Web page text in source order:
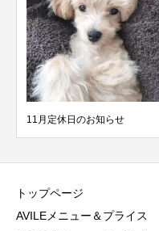
11月定休日のお知らせ
トップページ
AVILEメニュー＆プライス